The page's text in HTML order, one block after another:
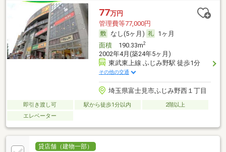
77万円
管理費等77,000円
なし(5ヶ月)
1ヶ月
面積190.33m2
2002年4月(築24年5ヶ月)
東武東上線 ふじみ野駅 徒歩1分
その他の交通
埼玉県富士見市ふじみ野西１丁目
即引き渡し可 駅から徒歩1分以内
2階以上
エレベーター
貸店舗（建物一部）